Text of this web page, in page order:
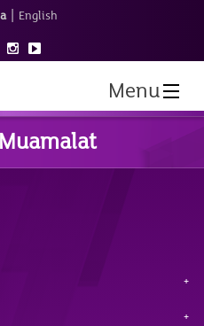
| English
Menu